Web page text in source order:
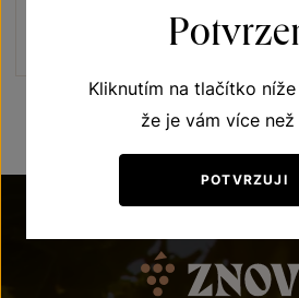
Kliknutím na tlačítko
že je vám více než
POTVRZUJI